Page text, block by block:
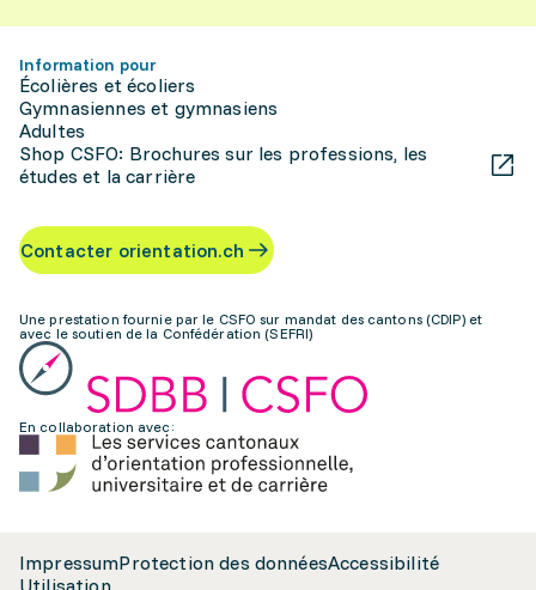
Information pour
Écolières et écoliers
Gymnasiennes et gymnasiens
Adultes
Shop CSFO: Brochures sur les professions, les
études et la carrière
Contacter orientation.ch
Une prestation fournie par le CSFO sur mandat des cantons (CDIP) et
avec le soutien de la Confédération (SEFRI)
En collaboration avec:
ImpressumProtection des donnéesAccessibilité
Utilisation